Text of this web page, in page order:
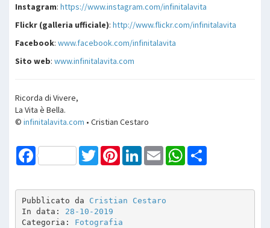
Instagram: https://www.instagram.com/infinitalavita
Flickr (galleria ufficiale): http://www.flickr.com/infinitalavita
Facebook: www.facebook.com/infinitalavita
Sito web: www.infinitalavita.com
Ricorda di Vivere,
La Vita è Bella.
© infinitalavita.com • Cristian Cestaro
Facebook TwitterPinterestLinkedInEmail WhatsApp
Pubblicato da Cristian Cestaro
In data: 28-10-2019
Categoria: Fotografia